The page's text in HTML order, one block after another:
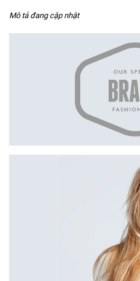
Mô tả đang cập nhật